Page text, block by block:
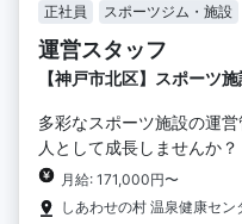
正社員 スポーツジム・施設
運営スタッフ
【神戸市北区】スポーツ
多彩なスポーツ施設の運
人として成長しませんか？
月給: 171,000円〜